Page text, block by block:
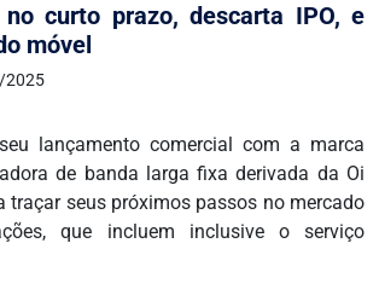
curto prazo, descarta IPO, e
móvel
2025
lançamento comercial com a marca
de banda larga fixa derivada da Oi
traçar seus próximos passos no mercado
que incluem inclusive o serviço